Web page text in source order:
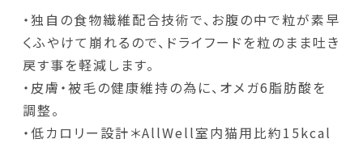
・独自の食物繊維配合技術で、お腹の中で粒が素早
くふやけて崩れるので、ドライフードを粒のまま吐き
戻す事を軽減します。
・皮膚・被毛の健康維持の為に、オメガ6脂肪酸を
調整。
・低カロリー設計＊AllWell室内猫用比約15kcal